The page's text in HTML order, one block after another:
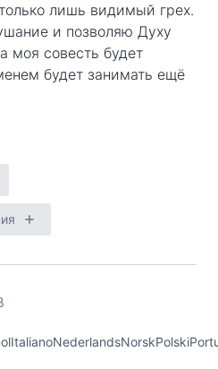
лишь видимый грех.
и позволяю Духу
моя совесть будет
будет занимать ещё